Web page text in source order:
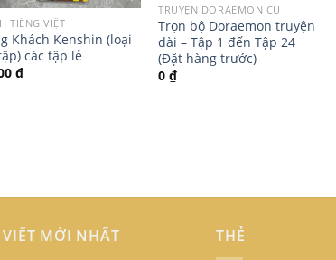
TIẾNG VIỆT
Khách Kenshin (loại
các tập lẻ
₫
TRUYỆN DORAEMON CŨ
Trọn bộ Doraemon truyện
dài – Tập 1 đến Tập 24
(Đặt hàng trước)
0₫
MỚI NHẤT THẺ